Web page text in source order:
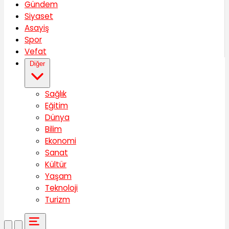
Gündem
Siyaset
Asayiş
Spor
Vefat
Diğer
Sağlık
Eğitim
Dünya
Bilim
Ekonomi
Sanat
Kültür
Yaşam
Teknoloji
Turizm